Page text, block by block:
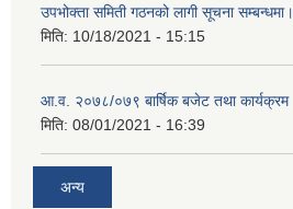
उपभोक्ता समिती गठनको लागी सूचना सम्बन्धमा।
मिति: 10/18/2021 - 15:15
आ.व. २०७८/०७९ बार्षिक बजेट तथा कार्यक्रम
मिति: 08/01/2021 - 16:39
अन्य